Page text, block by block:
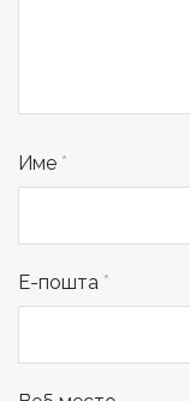
Име *
Е-пошта *